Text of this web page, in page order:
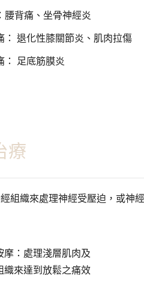
：腰背痛、坐骨神經炎
：退化性膝關節炎、肌肉拉傷
： 足底筋膜炎
療
組織來處理神經受壓迫，或神
摩：處理淺層肌肉及
織來達到放鬆之痛效